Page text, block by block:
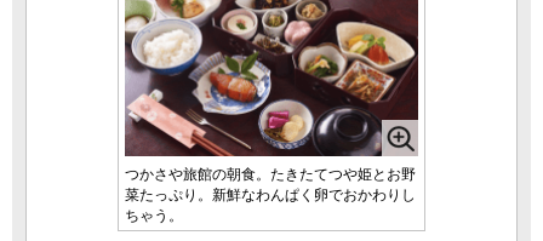
つかさや旅館の朝食。たきたてつや姫とお野
菜たっぷり。新鮮なわんぱく卵でおかわりし
ちゃう。